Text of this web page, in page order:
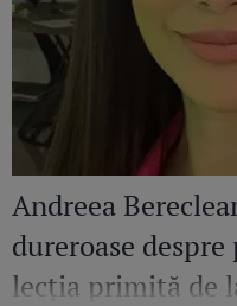
Andreea
dureroase
lecția primită de